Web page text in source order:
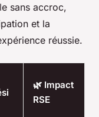
sans accroc,
et la
réussie.
🌿 Impact
RSE